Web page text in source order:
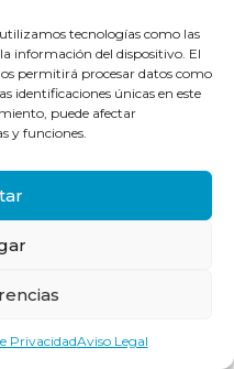
tecnologías como las
información del dispositivo. El
permitirá procesar datos como
identificaciones únicas en este
puede afectar
y funciones.
PrivacidadAviso Legal
la capacidad
utilizando
. Muchas
sus síntomas y calidad
no funcionar
la homeopatía u
especializada en